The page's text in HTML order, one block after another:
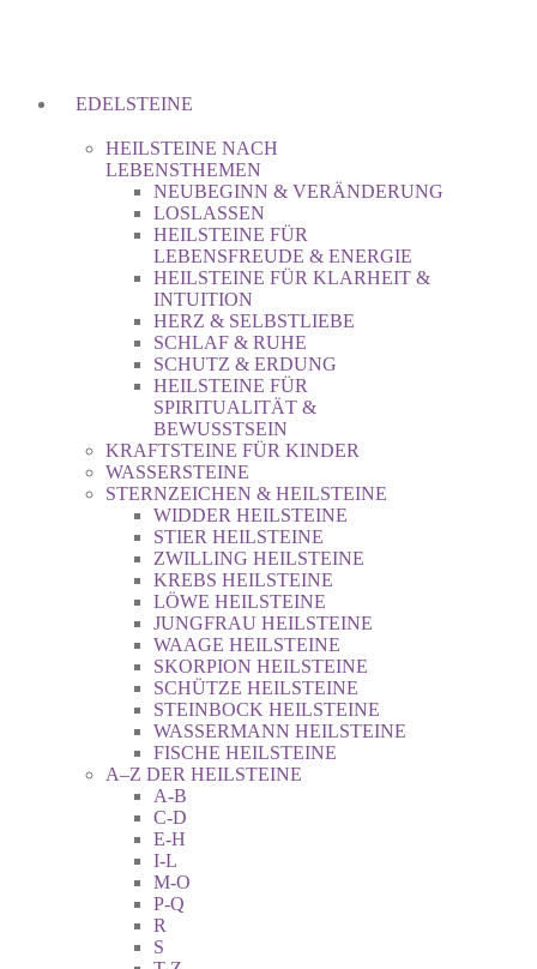
EDELSTEINE
HEILSTEINE NACH
LEBENSTHEMEN
NEUBEGINN & VERÄNDERUNG
LOSLASSEN
HEILSTEINE FÜR
LEBENSFREUDE & ENERGIE
HEILSTEINE FÜR KLARHEIT &
INTUITION
HERZ & SELBSTLIEBE
SCHLAF & RUHE
SCHUTZ & ERDUNG
HEILSTEINE FÜR
SPIRITUALITÄT &
BEWUSSTSEIN
KRAFTSTEINE FÜR KINDER
WASSERSTEINE
STERNZEICHEN & HEILSTEINE
WIDDER HEILSTEINE
STIER HEILSTEINE
ZWILLING HEILSTEINE
KREBS HEILSTEINE
LÖWE HEILSTEINE
JUNGFRAU HEILSTEINE
WAAGE HEILSTEINE
SKORPION HEILSTEINE
SCHÜTZE HEILSTEINE
STEINBOCK HEILSTEINE
WASSERMANN HEILSTEINE
FISCHE HEILSTEINE
A–Z DER HEILSTEINE
A-B
C-D
E-H
I-L
M-O
P-Q
R
S